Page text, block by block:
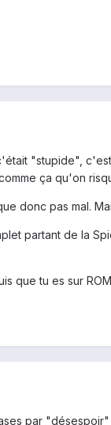
"stupide",
ça qu'on
donc pas mal.
partant de la
que tu es sur
par